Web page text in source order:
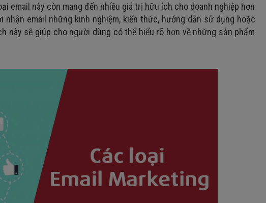
email này còn mang đến nhiều giá trị hữu ích cho doanh nghiệp hơn
email những kinh nghiệm, kiến thức, hướng dẫn sử dụng hoặc
này sẽ giúp cho người dùng có thể hiểu rõ hơn về những sản phẩm